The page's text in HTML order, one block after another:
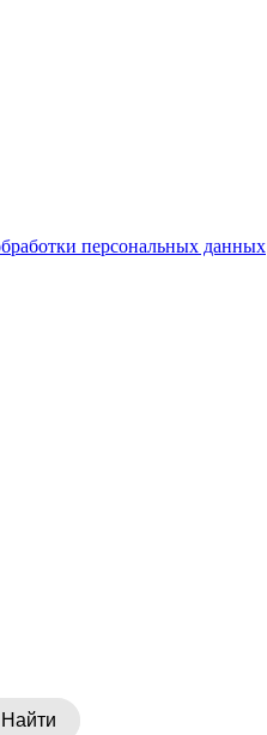
персональных данных
Найти